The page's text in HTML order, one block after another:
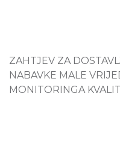
ZAHTJEV ZA
NABAVKE MALE
MONITORINGA